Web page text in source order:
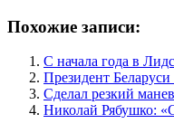
Похожие записи:
С начала года в
Президент
Сделал резкий
Николай Рябушко: